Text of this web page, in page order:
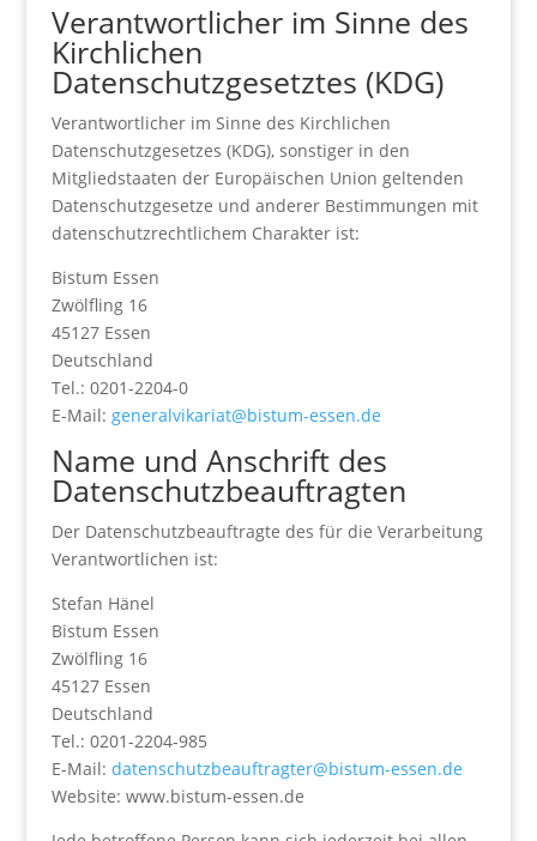
Verantwortlicher im Sinne des
Kirchlichen
Datenschutzgesetztes (KDG)
Verantwortlicher im Sinne des Kirchlichen
Datenschutzgesetzes (KDG), sonstiger in den
Mitgliedstaaten der Europäischen Union geltenden
Datenschutzgesetze und anderer Bestimmungen mit
datenschutzrechtlichem Charakter ist:
Bistum Essen
Zwölfling 16
45127 Essen
Deutschland
Tel.: 0201-2204-0
E-Mail: generalvikariat@bistum-essen.de
Name und Anschrift des
Datenschutzbeauftragten
Der Datenschutzbeauftragte des für die Verarbeitung
Verantwortlichen ist:
Stefan Hänel
Bistum Essen
Zwölfling 16
45127 Essen
Deutschland
Tel.: 0201-2204-985
E-Mail: datenschutzbeauftragter@bistum-essen.de
Website: www.bistum-essen.de